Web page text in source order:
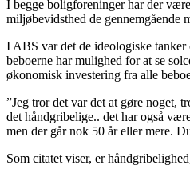
I begge boligforeninger har der
miljøbevidsthed de
I ABS var det de ideologiske
beboerne har mulighed for at se
økonomisk investering fra alle
”Jeg tror det var det at gøre noget,
det håndgribelige.. det har også
men der går nok 50 år eller mere.
Som citatet viser, er